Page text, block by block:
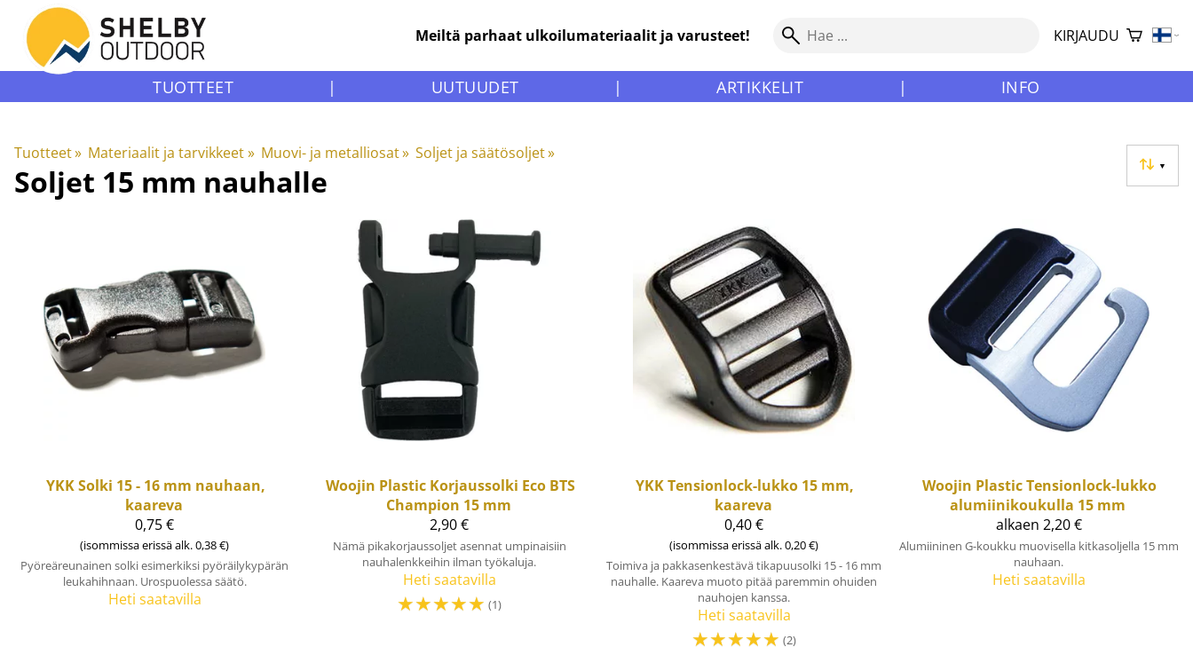
Meiltä parhaat ulkoilumateriaalit ja varusteet! KIRJAUDU
TUOTTEET | UUTUUDET | ARTIKKELIT | INFO
Tuotteet‪» Materiaalit ja tarvikkeet‪» Muovi- ja metalliosat‪» Soljet ja säätösoljet‪»
▼
Soljet 15 mm nauhalle
YKK Solki 15 - 16 mm nauhaan,
kaareva
0,75 €
(isommissa erissä alk. 0,38 €)
Pyöreäreunainen solki esimerkiksi pyöräilykypärän
leukahihnaan. Urospuolessa säätö.
Heti saatavilla
Woojin Plastic Korjaussolki Eco BTS
Champion 15 mm
2,90 €
Nämä pikakorjaussoljet asennat umpinaisiin
nauhalenkkeihin ilman työkaluja.
Heti saatavilla
☆☆☆☆☆ (1)
YKKTensionlock-lukko 15 mm,
kaareva
0,40 €
(isommissa erissä alk. 0,20 €)
Toimiva ja pakkasenkestävä tikapuusolki 15 - 16 mm
nauhalle. Kaareva muoto pitää paremmin ohuiden
nauhojen kanssa.
Heti saatavilla
☆☆☆☆☆ (2)
Woojin PlasticTensionlock-lukko
alumiinikoukulla 15 mm
alkaen 2,20 €
Alumiininen G-koukku muovisella kitkasoljella 15 mm
nauhaan.
Heti saatavilla